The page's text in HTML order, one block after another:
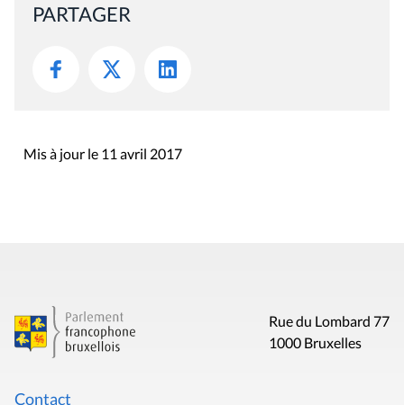
PARTAGER
Mis à jour le 11 avril 2017
Rue du Lombard 77
1000 Bruxelles
Contact